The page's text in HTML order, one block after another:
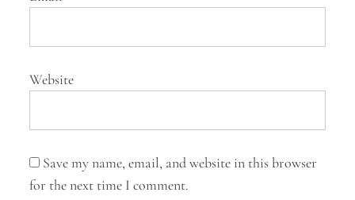
Website
Save my name, email, and website in this browser
for the next time I comment.